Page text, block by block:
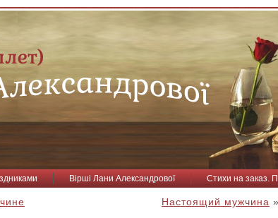
Вірші Лани Александрової Стихи на заказ.
Настоящий мужчина »